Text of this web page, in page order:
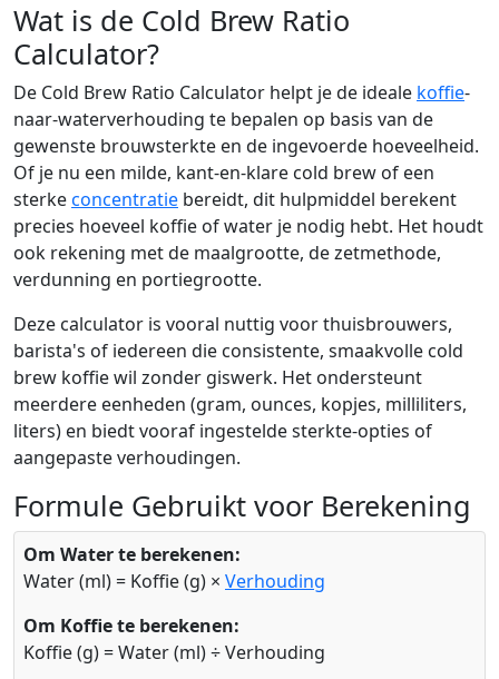
Wat is de Cold Brew Ratio
Calculator?
De Cold Brew Ratio Calculator helpt je de ideale koffie-
naar-waterverhouding te bepalen op basis van de
gewenste brouwsterkte en de ingevoerde hoeveelheid.
Of je nu een milde, kant-en-klare cold brew of een
sterkeconcentratie bereidt, dit hulpmiddel berekent
precies hoeveel koffie of water je nodig hebt. Het houdt
ook rekening met de maalgrootte, de zetmethode,
verdunning en portiegrootte.
Deze calculator is vooral nuttig voor thuisbrouwers,
barista's of iedereen die consistente, smaakvolle cold
brew koffie wil zonder giswerk. Het ondersteunt
meerdere eenheden (gram, ounces, kopjes, milliliters,
liters) en biedt vooraf ingestelde sterkte-opties of
aangepaste verhoudingen.
Formule Gebruikt voor Berekening
Om Water te berekenen:
Water (ml) = Koffie (g) × Verhouding
Om Koffie te berekenen:
Koffie (g) = Water (ml) ÷ Verhouding